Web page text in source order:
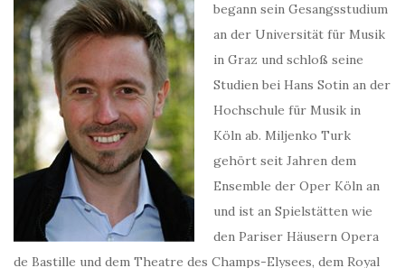
begann sein Gesangsstudium
an der Universität für Musik
in Graz und schloß seine
Studien bei Hans Sotin an der
Hochschule für Musik in
Köln ab. Miljenko Turk
gehört seit Jahren dem
Ensemble der Oper Köln an
und ist an Spielstätten wie
den Pariser Häusern Opera
de Bastille und dem Theatre des Champs-Elysees, dem Royal